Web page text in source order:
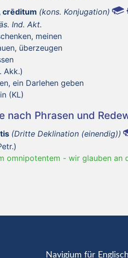
crēditum (kons. Konjugation)
Ind. Akt.
meinen
überzeugen
Akk.)
ein Darlehen geben
(KL)
nach Phrasen und
(Dritte Deklination (einendig))
omnipotentem - wir glauben an
Navigium für Englisch